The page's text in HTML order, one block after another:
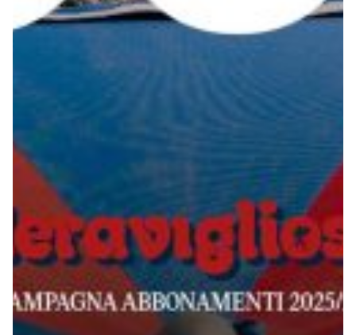
Robe di Kappa x Genoa
Kids
Accessori
Party
Outlet